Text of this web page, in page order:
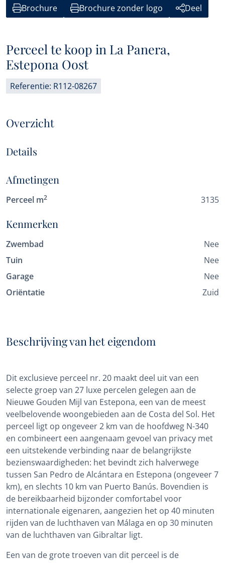
Brochure
Brochure zonder logo Deel
Perceel te koop in La Panera,
Estepona Oost
Referentie: R112-08267
Overzicht
Details
Afmetingen
Perceel m2 3135
Kenmerken
Zwembad
Nee
Tuin
Nee
Garage
Nee
Oriëntatie
Zuid
Beschrijving van het eigendom
Dit exclusieve perceel nr. 20 maakt deel uit van een
selecte groep van 27 luxe percelen gelegen aan de
Nieuwe Gouden Mijl van Estepona, een van de meest
veelbelovende woongebieden aan de Costa del Sol. Het
perceel ligt op ongeveer 2 km van de hoofdweg N-340
en combineert een aangenaam gevoel van privacy met
een uitstekende verbinding naar de belangrijkste
bezienswaardigheden: het bevindt zich halverwege
tussen San Pedro de Alcántara en Estepona (ongeveer 7
km), en slechts 10 km van Puerto Banús. Bovendien is
de bereikbaarheid bijzonder comfortabel voor
internationale eigenaren, aangezien het op 40 minuten
rijden van de luchthaven van Málaga en op 30 minuten
van de luchthaven van Gibraltar ligt.
Een van de grote troeven van dit perceel is de